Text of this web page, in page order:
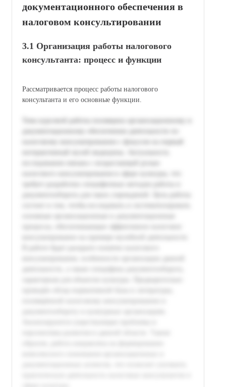
документационного обеспечения в
налоговом консультировании
3.1 Организация работы налогового
консультанта: процесс и функции
Рассматривается процесс работы налогового
консультанта и его основные функции.